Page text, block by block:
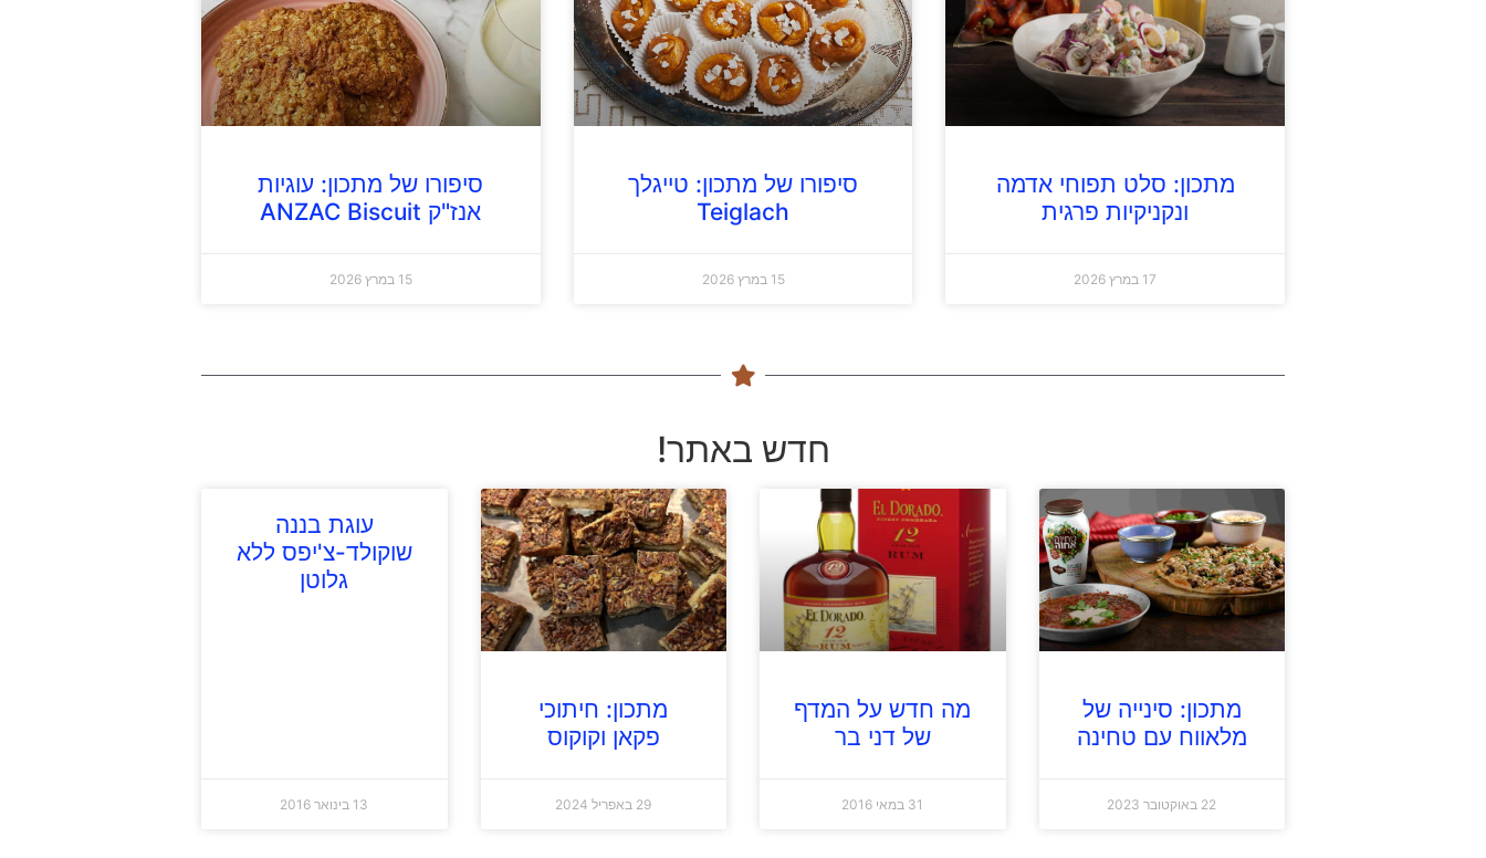
מתכון: סלט תפוחי אדמה
ונקניקיות פרגית
17 במרץ 2026
סיפורו של מתכון: טייגלך
Teiglach
15 במרץ 2026
סיפורו של מתכון: עוגיות
אנז"ק ANZAC Biscuit
15 במרץ 2026
חדש באתר!
מתכון: סינייה של
מלאווח עם טחינה
22 באוקטובר 2023
מה חדש על המדף
של דני בר
31 במאי 2016
מתכון: חיתוכי
פקאן וקוקוס
29 באפריל 2024
עוגת בננה
שוקולד-צ'יפס ללא
גלוטן
13 בינואר 2016